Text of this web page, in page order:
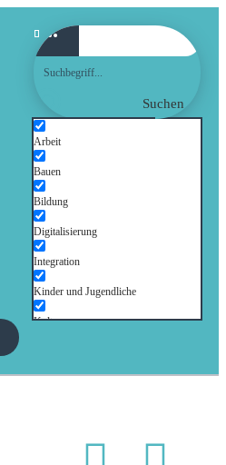
Suchen
Arbeit
Bauen
Bildung
Digitalisierung
Integration
Kinder und Jugendliche
Kultur